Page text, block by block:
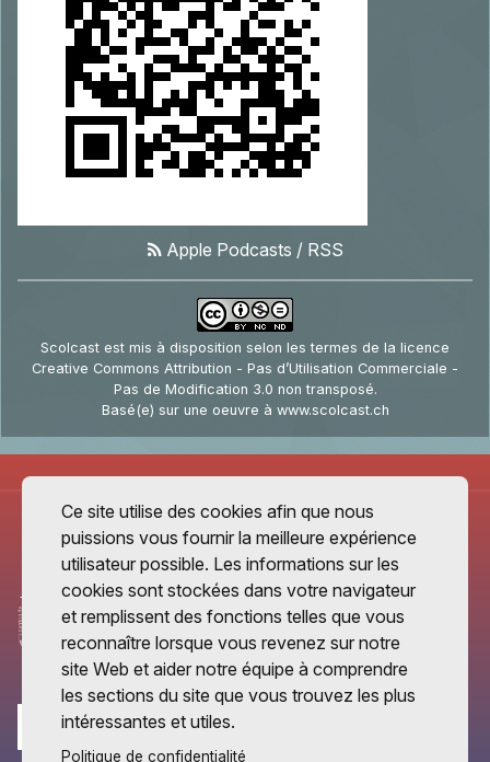
Apple Podcasts / RSS
Scolcast est mis à disposition selon les termes de la licence
Creative Commons Attribution - Pas d’Utilisation Commerciale -
Pas de Modification 3.0 non transposé.
Basé(e) sur une oeuvre à www.scolcast.ch
Ce site utilise des cookies afin que nous
puissions vous fournir la meilleure expérience
utilisateur possible. Les informations sur les
cookies sont stockées dans votre navigateur
et remplissent des fonctions telles que vous
reconnaître lorsque vous revenez sur notre
site Web et aider notre équipe à comprendre
les sections du site que vous trouvez les plus
intéressantes et utiles.
Politique de confidentialité